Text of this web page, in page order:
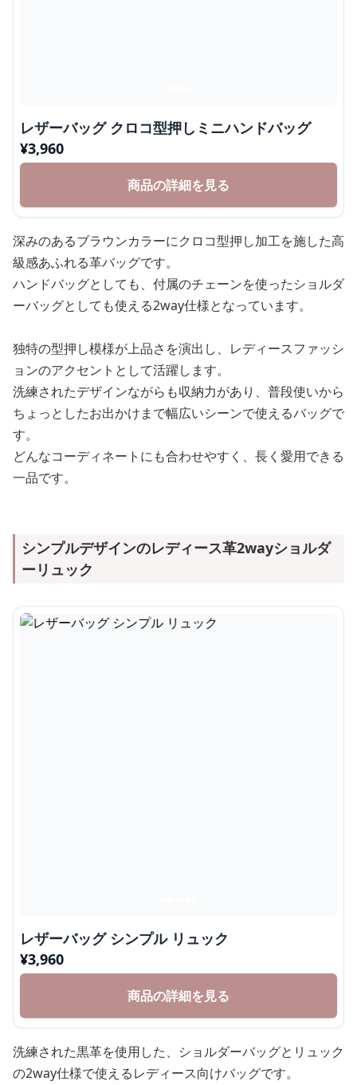
レザーバッグ クロコ型押しミニハンドバッグ
¥3,960
商品の詳細を見る
深みのあるブラウンカラーにクロコ型押し加工を施した高
級感あふれる革バッグです。
ハンドバッグとしても、付属のチェーンを使ったショルダ
ーバッグとしても使える2way仕様となっています。
独特の型押し模様が上品さを演出し、レディースファッシ
ョンのアクセントとして活躍します。
洗練されたデザインながらも収納力があり、普段使いから
ちょっとしたお出かけまで幅広いシーンで使えるバッグで
す。
どんなコーディネートにも合わせやすく、長く愛用できる
一品です。
シンプルデザインのレディース革2wayショルダ
ーリュック
レザーバッグ シンプル リュック
¥3,960
商品の詳細を見る
洗練された黒革を使用した、ショルダーバッグとリュック
の2way仕様で使えるレディース向けバッグです。